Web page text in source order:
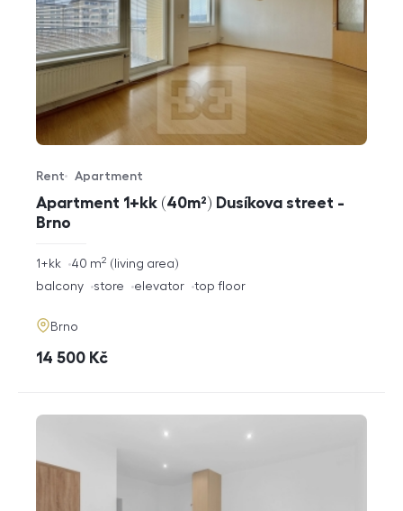
Apartment 1+kk (40m²) Dusíkova street -
Brno
Offer type
Rent
Property type
Apartment
rozměry
1+kk living area
40 m2
funkce
balcony store elevator top floor
adresa
Brno
cena
14 500 Kč